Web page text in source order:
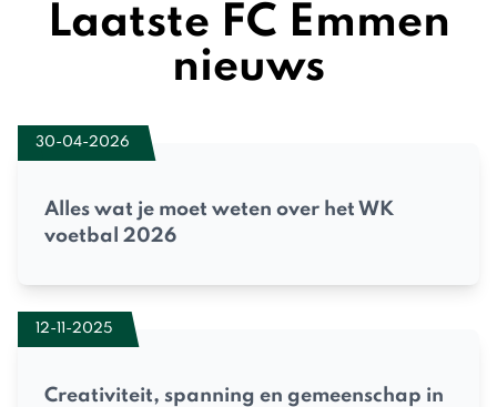
Laatste FC Emmen
nieuws
30-04-2026
Alles wat je moet weten over het WK
voetbal 2026
12-11-2025
Creativiteit, spanning en gemeenschap in